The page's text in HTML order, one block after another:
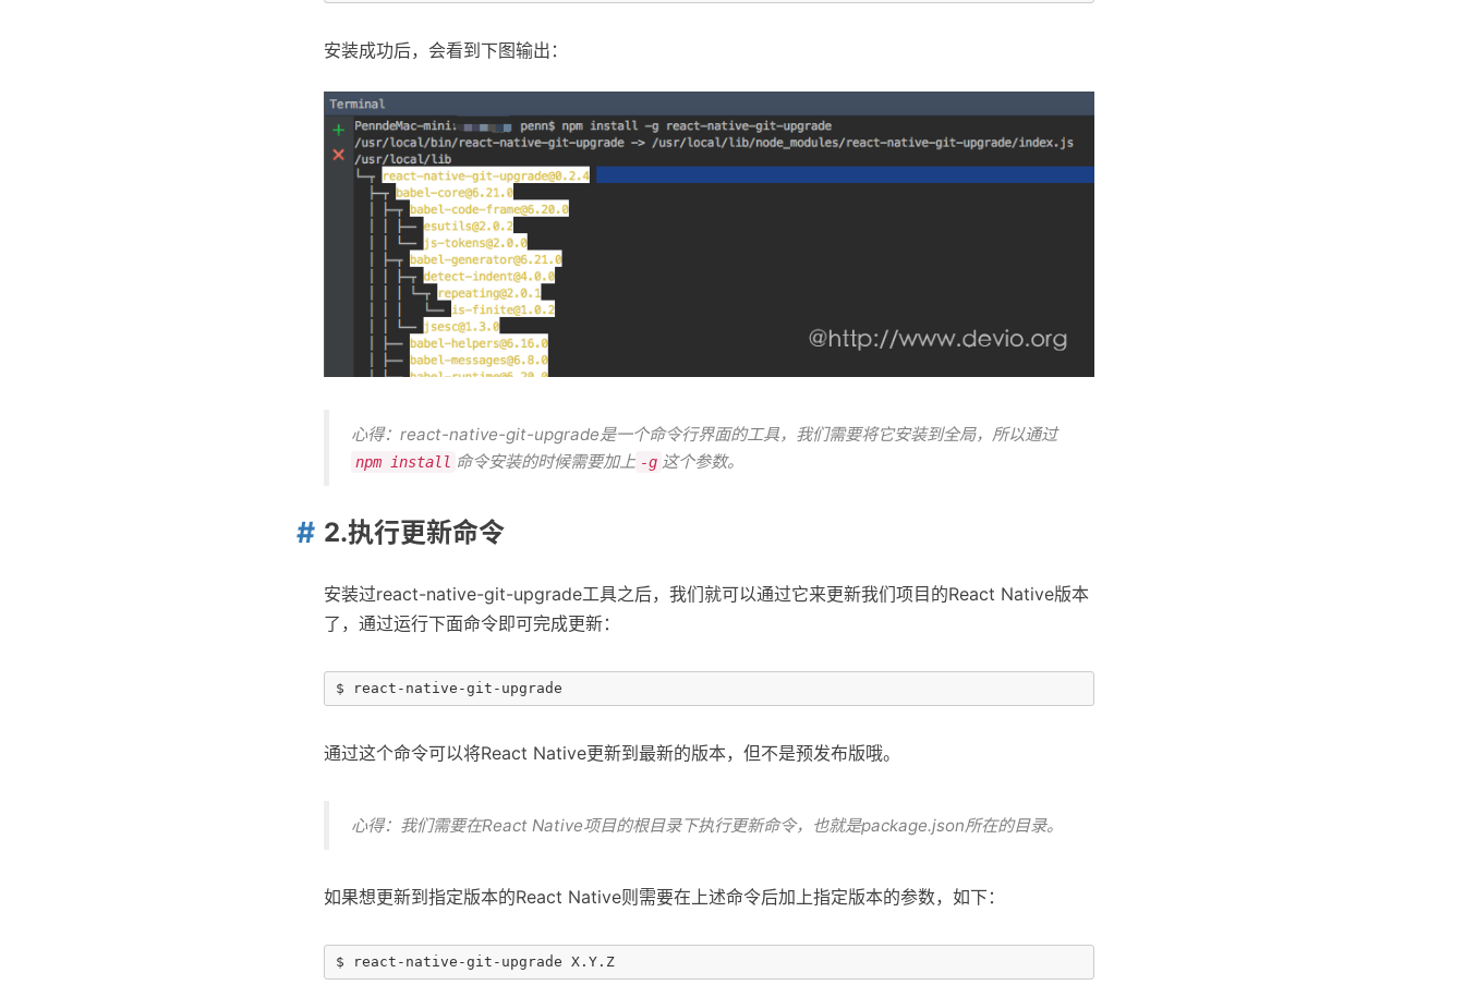
安装成功后，会看到下图输出：
心得：react-native-git-upgrade是一个命令行界面的工具，我们需要将它安装到全局，所以通过
npm install 命令安装的时候需要加上 -g 这个参数。
2.执行更新命令
安装过react-native-git-upgrade工具之后，我们就可以通过它来更新我们项目的React Native版本
了，通过运行下面命令即可完成更新：
通过这个命令可以将React Native更新到最新的版本，但不是预发布版哦。
心得：我们需要在React Native项目的根目录下执行更新命令，也就是package.json所在的目录。
如果想更新到指定版本的React Native则需要在上述命令后加上指定版本的参数，如下：